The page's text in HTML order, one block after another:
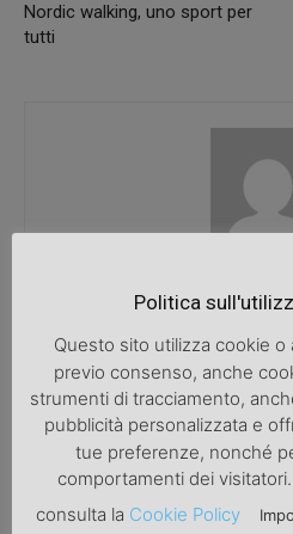
Nordic walking, uno sport per
tutti
ARTICOLI CORRELATI ALTRO
Politica
Politica
Politica
Questo sito utilizza cookie
previo consenso, anche
strumenti di tracciamento,
pubblicità personalizzata e
tue preferenze, nonché
comportamenti dei
consulta la Cookie Policy